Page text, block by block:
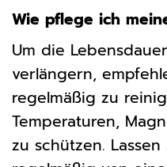
Wie pflege ich
Um die
verlängern,
regelmäßig zu
Temperaturen,
zu schützen.